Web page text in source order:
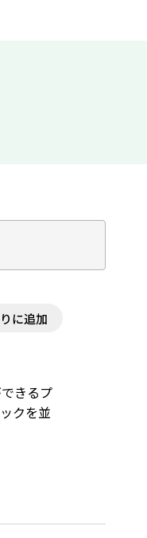
に追加
きるプ
クを並